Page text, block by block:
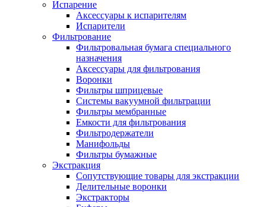
Испарение
Аксессуары к испарителям
Испарители
Фильтрование
Фильтровальная бумага специального
назначения
Аксессуары для фильтрования
Воронки
Фильтры шприцевые
Системы вакуумной фильтрации
Фильтры мембранные
Емкости для фильтрования
Фильтродержатели
Манифольды
Фильтры бумажные
Экстракция
Сопутствующие товары для экстракции
Делительные воронки
Экстракторы